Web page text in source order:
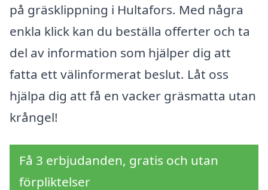
på gräsklippning i Hultafors. Med några
enkla klick kan du beställa offerter och ta
del av information som hjälper dig att
fatta ett välinformerat beslut. Låt oss
hjälpa dig att få en vacker gräsmatta utan
krångel!
Få 3 erbjudanden, gratis och utan
förpliktelser